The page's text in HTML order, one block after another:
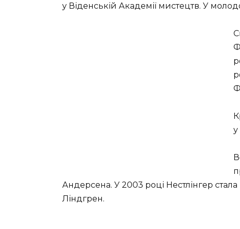
у Віденській Академії мистецтв. У
у
Андерсена. У 2003 році Нестлінгер
Ліндгрен.